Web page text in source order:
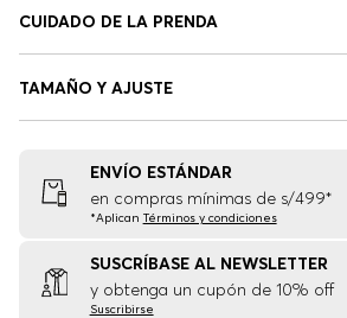
CUIDADO DE LA PRENDA
TAMAÑO Y AJUSTE
ENVÍO ESTÁNDAR
en compras mínimas de s/499*
*Aplican Términos y condiciones
SUSCRÍBASE AL NEWSLETTER
y obtenga un cupón de 10% off
Suscribirse